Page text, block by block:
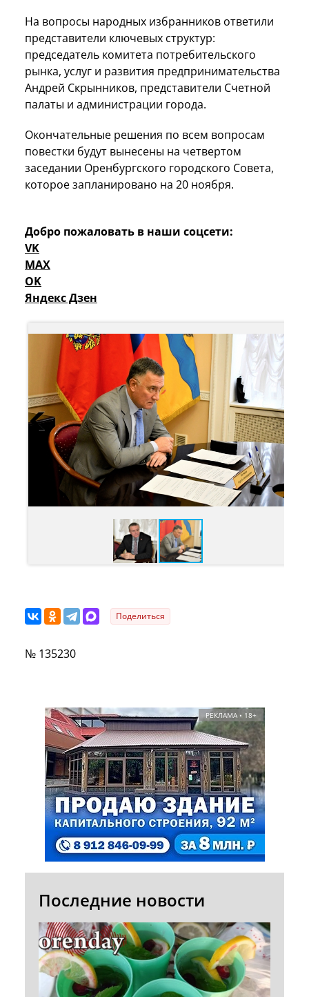
На вопросы народных избранников ответили
представители ключевых структур:
председатель комитета потребительского
рынка, услуг и развития предпринимательства
Андрей Скрынников, представители Счетной
палаты и администрации города.
Окончательные решения по всем вопросам
повестки будут вынесены на четвертом
заседании Оренбургского городского Совета,
которое запланировано на 20 ноября.
Добро пожаловать в наши соцсети:
VK
MAX
OK
Яндекс Дзен
Поделиться
№ 135230
РЕКЛАМА • 18+
Последние новости